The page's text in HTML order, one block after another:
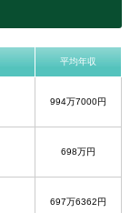
平均年収
994万7000円
698万円
697万6362円